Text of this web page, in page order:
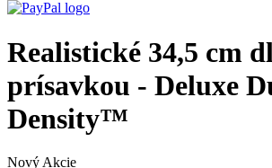
Realistické 34,5 cm
prísavkou - Deluxe
Density™
Nový Akcie